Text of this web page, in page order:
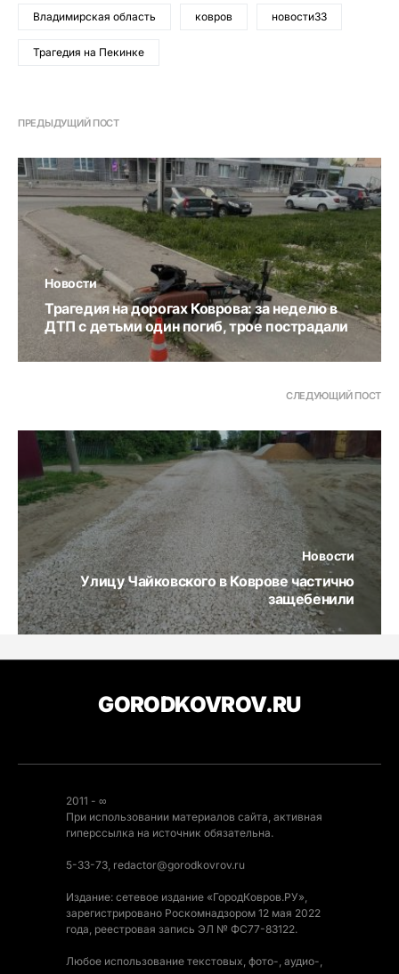
Владимирская область ковров новости33
Трагедия на Пекинке
ПРЕДЫДУЩИЙ ПОСТ
Новости
Трагедия на дорогах Коврова: за неделю в
ДТП с детьми один погиб, трое пострадали
СЛЕДУЮЩИЙ ПОСТ
Новости
Улицу Чайковского в Коврове частично
защебенили
GORODKOVROV.RU
2011 - ∞
При использовании материалов сайта, активная
гиперссылка на источник обязательна.
5-33-73, redactor@gorodkovrov.ru
Издание: сетевое издание «ГородКовров.РУ»,
зарегистрировано Роскомнадзором 12 мая 2022
года, реестровая запись ЭЛ № ФС77-83122.
Любое использование текстовых, фото-, аудио-,